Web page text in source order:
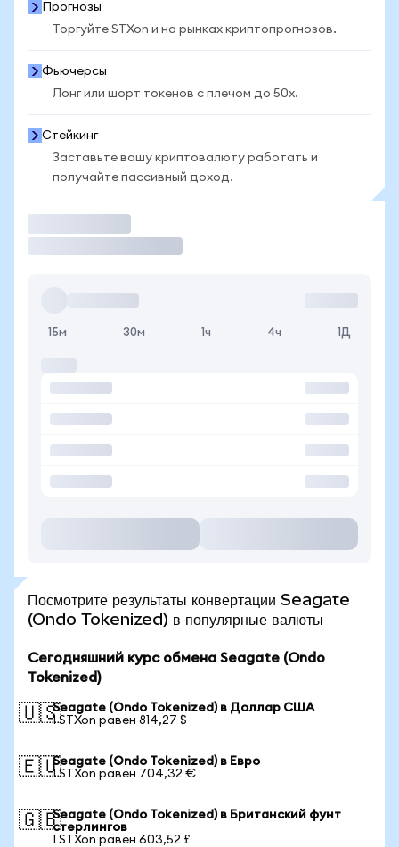
Прогнозы
Торгуйте STXon и на рынках криптопрогнозов.
Фьючерсы
Лонг или шорт токенов с плечом до 50x.
Стейкинг
Заставьте вашу криптовалюту работать и
получайте пассивный доход.
15м 30м 1ч 4ч 1Д
Посмотрите результаты конвертации Seagate
(Ondo Tokenized) в популярные валюты
Сегодняшний курс обмена Seagate (Ondo
Tokenized)
🇺🇸Seagate (Ondo Tokenized) в Доллар США
1 STXon равен 814,27 $
🇪🇺Seagate (Ondo Tokenized) в Евро
1 STXon равен 704,32 €
🇬🇧Seagate (Ondo Tokenized) в Британский фунт
стерлингов
1 STXon равен 603,52 £